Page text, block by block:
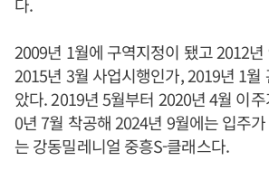
2009년 1월에 구역지정이 됐고 2012
2015년 3월 사업시행인가, 2019년 1월
았다. 2019년 5월부터 2020년 4월 이
0년 7월 착공해 2024년 9월에는 입주
는 강동밀레니얼 중흥S-클래스다.